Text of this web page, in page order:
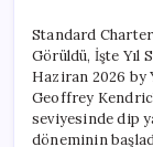
Standard
Görüldü, İşte Yıl
Haziran 2026 by
Geoffrey
seviyesinde dip
döneminin